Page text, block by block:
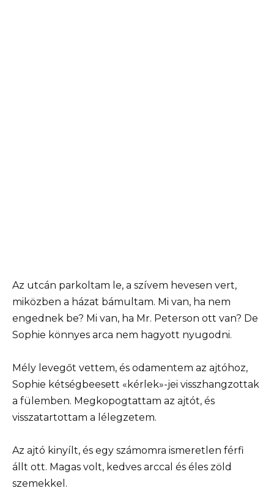
Az utcán parkoltam le, a szívem hevesen vert,
miközben a házat bámultam. Mi van, ha nem
engednek be? Mi van, ha Mr. Peterson ott van? De
Sophie könnyes arca nem hagyott nyugodni.
Mély levegőt vettem, és odamentem az ajtóhoz,
Sophie kétségbeesett «kérlek»-jei visszhangzottak
a fülemben. Megkopogtattam az ajtót, és
visszatartottam a lélegzetem.
Az ajtó kinyílt, és egy számomra ismeretlen férfi
állt ott. Magas volt, kedves arccal és éles zöld
szemekkel.